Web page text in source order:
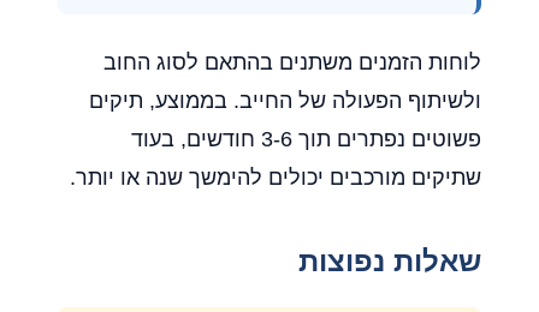
לוחות הזמנים משתנים בהתאם לסוג החוב
ולשיתוף הפעולה של החייב. בממוצע, תיקים
פשוטים נפתרים תוך 3-6 חודשים, בעוד
שתיקים מורכבים יכולים להימשך שנה או יותר.
שאלות נפוצות